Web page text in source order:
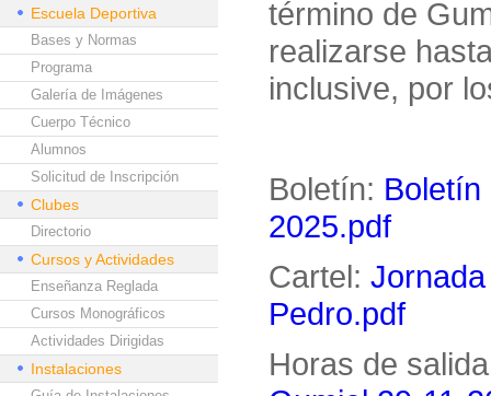
Escuela Deportiva
Bases y Normas
Programa
Galería de Imágenes
Cuerpo Técnico
Alumnos
Solicitud de Inscripción
Clubes
Directorio
Cursos y Actividades
Enseñanza Reglada
Cursos Monográficos
Actividades Dirigidas
Instalaciones
término de
realizarse
inclusive, por
Boletín: Boletín
2025.pdf
Cartel:
Pedro.pdf
Horas de